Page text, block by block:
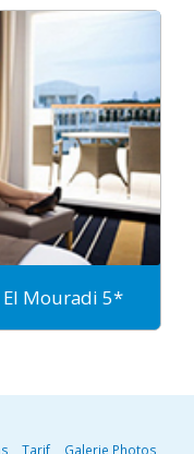
El Mouradi 5*
Tarif
Galerie Photos